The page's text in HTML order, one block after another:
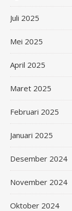
Juli 2025
Mei 2025
April 2025
Maret 2025
Februari 2025
Januari 2025
Desember 2024
November 2024
Oktober 2024